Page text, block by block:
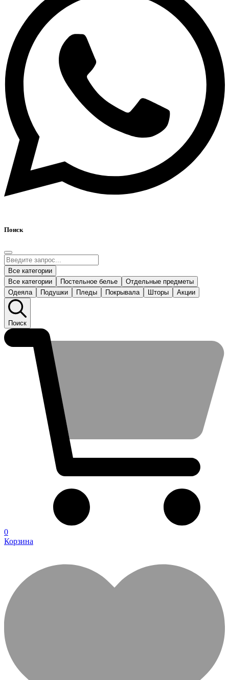
Поиск
Все категории
Все категории
Постельное белье
Отдельные предметы
Одеяла
Подушки Пледы Покрывала Шторы Акции
Поиск
0
Корзина